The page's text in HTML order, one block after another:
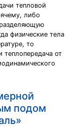
тепловой
либо
разделяющую
физические тела
то
теплопередача от
подом